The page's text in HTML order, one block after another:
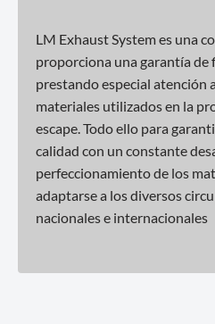
LM Exhaust System es una
proporciona una garantía
prestando especial atención
materiales utilizados en la
escape. Todo ello para
calidad con un constante
perfeccionamiento de los
adaptarse a los diversos
nacionales e internacionales